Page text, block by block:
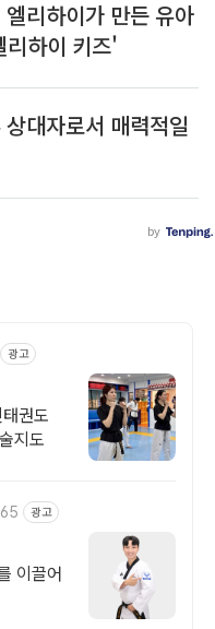
광고
권도
지도
광고
이끌어